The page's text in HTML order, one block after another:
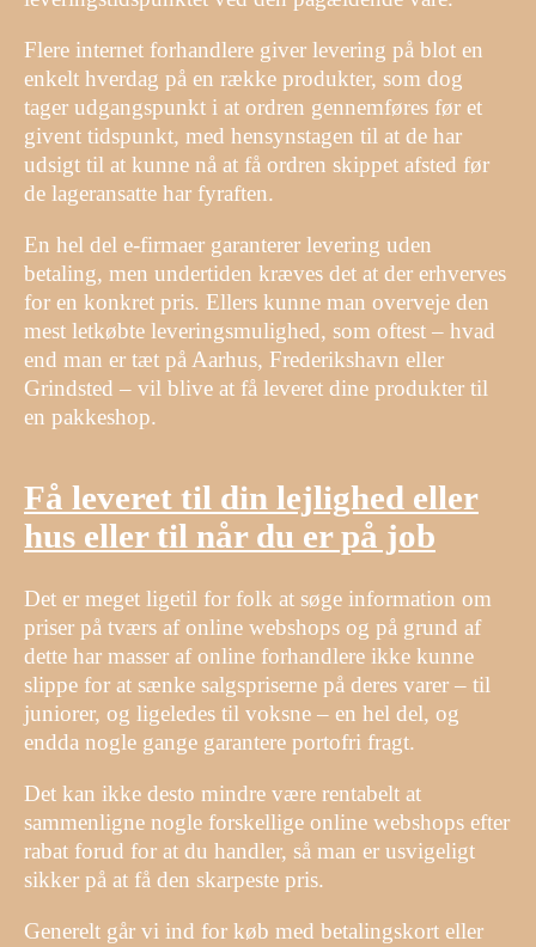
Flere internet forhandlere giver levering på blot en
enkelt hverdag på en række produkter, som dog
tager udgangspunkt i at ordren gennemføres før et
givent tidspunkt, med hensynstagen til at de har
udsigt til at kunne nå at få ordren skippet afsted før
de lageransatte har fyraften.
En hel del e-firmaer garanterer levering uden
betaling, men undertiden kræves det at der erhverves
for en konkret pris. Ellers kunne man overveje den
mest letkøbte leveringsmulighed, som oftest – hvad
end man er tæt på Aarhus, Frederikshavn eller
Grindsted – vil blive at få leveret dine produkter til
en pakkeshop.
Få leveret til din lejlighed eller
hus eller til når du er på job
Det er meget ligetil for folk at søge information om
priser på tværs af online webshops og på grund af
dette har masser af online forhandlere ikke kunne
slippe for at sænke salgspriserne på deres varer – til
juniorer, og ligeledes til voksne – en hel del, og
endda nogle gange garantere portofri fragt.
Det kan ikke desto mindre være rentabelt at
sammenligne nogle forskellige online webshops efter
rabat forud for at du handler, så man er usvigeligt
sikker på at få den skarpeste pris.
Generelt går vi ind for køb med betalingskort eller